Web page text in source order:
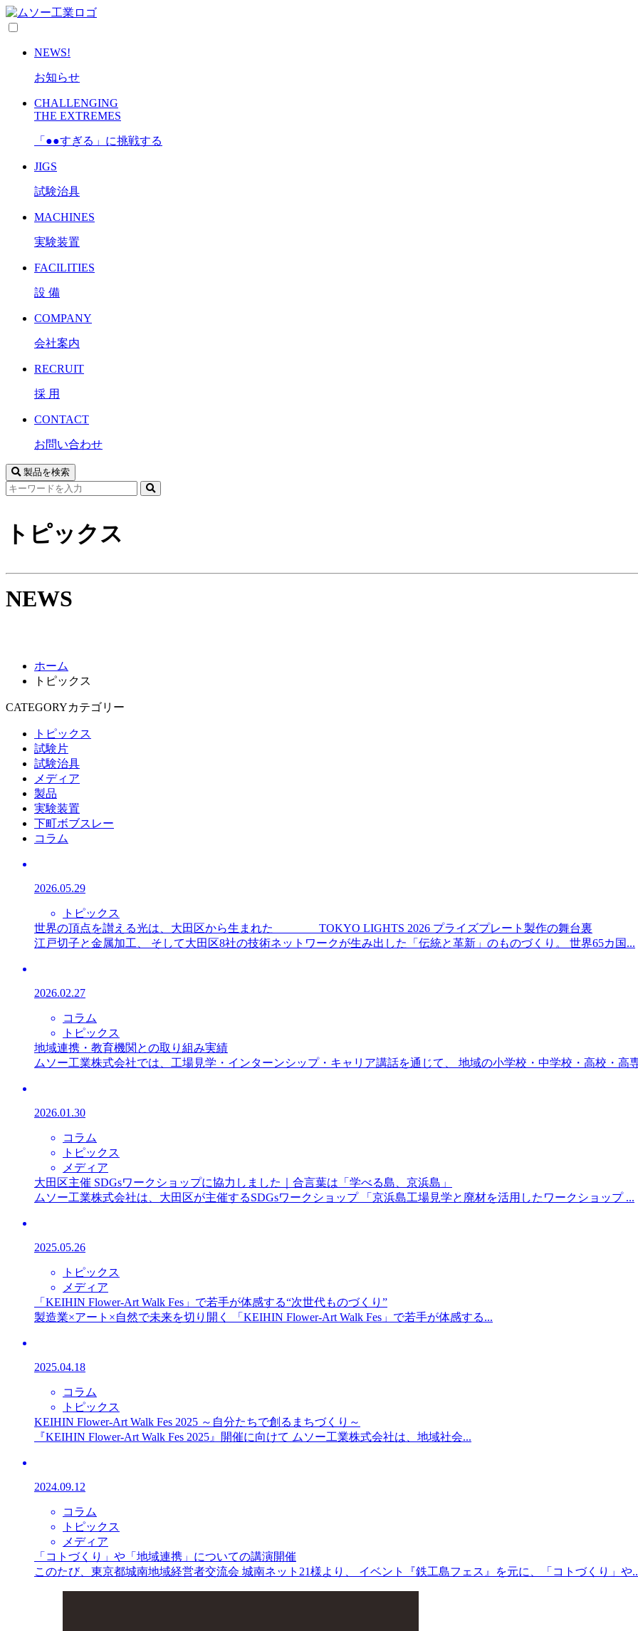
NEWS!
お知らせ
CHALLENGING
THE EXTREMES
「●●すぎる」に挑戦する
JIGS
試験治具
MACHINES
実験装置
FACILITIES
設 備
COMPANY
会社案内
RECRUIT
採 用
CONTACT
お問い合わせ
製品を検索
サ
検
トピックス
NEWS
ホーム
トピックス
CATEGORYカテゴリー
トピックス
試験片
試験治具
メディア
製品
実験装置
下町ボブスレー
コラム
2026.05.29
トピックス
世界の頂点を讃える光は、大田区から生まれた TOKYO LIGHTS 2026 プライズプレート製作の舞台裏
江戸切子と金属加工、 そして大田区8社の技術ネットワークが生み出した「伝統と革新」のものづくり。 世界65カ国...
2026.02.27
コラム
トピックス
地域連携・教育機関との取り組み実績
ムソー工業株式会社では、工場見学・インターンシップ・キャリア講話を通じて、 地域の小学校・中学校・高校・高
2026.01.30
コラム
トピックス
メディア
大田区主催 SDGsワークショップに協力しました｜合言葉は「学べる島、京浜島」
ムソー工業株式会社は、大田区が主催するSDGsワークショップ 「京浜島工場見学と廃材を活用したワークショップ ...
2025.05.26
トピックス
メディア
「KEIHIN Flower-Art Walk Fes」で若手が体感する“次世代ものづくり”
製造業×アート×自然で未来を切り開く 「KEIHIN Flower-Art Walk Fes」で若手が体感する...
2025.04.18
コラム
トピックス
KEIHIN Flower-Art Walk Fes 2025 ～自分たちで創るまちづくり～
『KEIHIN Flower-Art Walk Fes 2025』開催に向けて ムソー工業株式会社は、地域社会...
2024.09.12
コラム
トピックス
メディア
「コトづくり」や「地域連携」についての講演開催
このたび、東京都城南地域経営者交流会 城南ネット21様より、 イベント『鉄工島フェス』を元に、「コトづくり」や